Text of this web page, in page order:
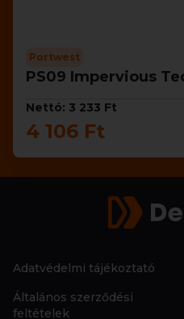
Portwest
PS09 Impervious
Nettó: 3 233 Ft
4 106 Ft
Adatvédelmi tájékoztató
Általános szerződési
feltételek